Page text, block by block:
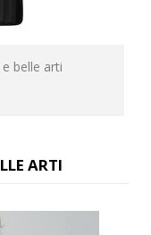
belle arti
ARTI